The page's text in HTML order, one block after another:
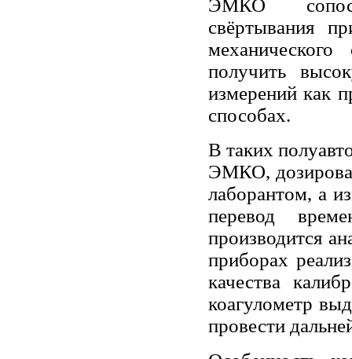
ЭМКО
свёртывания
получить
измерений как
способах.
В таких
ЭМКО,
лаборантом, а
перевод
производится
приборах
качества
коагулометр
провести